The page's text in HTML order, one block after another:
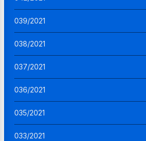
039/2021
038/2021
037/2021
036/2021
035/2021
033/2021